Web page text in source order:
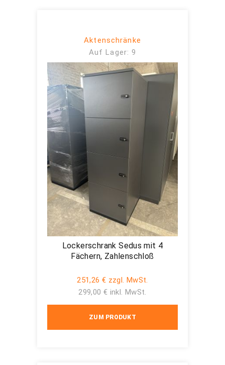
Aktenschränke
Auf Lager: 9
Lockerschrank Sedus mit 4
Fächern, Zahlenschloß
251,26 € zzgl. MwSt.
299,00 € inkl. MwSt.
ZUM PRODUKT